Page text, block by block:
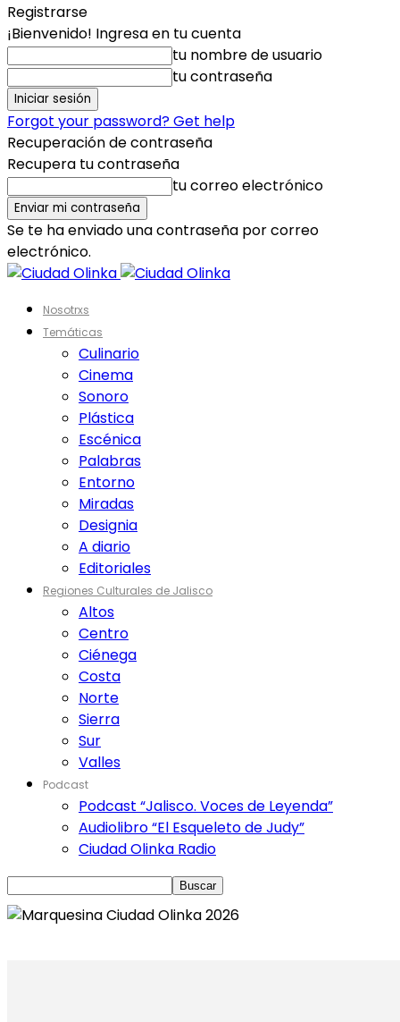
Registrarse
¡Bienvenido! Ingresa en tu cuenta
tu nombre de usuario
tu contraseña
Forgot your password? Get help
Recuperación de contraseña
Recupera tu contraseña
tu correo electrónico
Se te ha enviado una contraseña por correo
electrónico.
Nosotrxs
Temáticas
Culinario
Cinema
Sonoro
Plástica
Escénica
Palabras
Entorno
Miradas
Designia
A diario
Editoriales
Regiones Culturales de Jalisco
Altos
Centro
Ciénega
Costa
Norte
Sierra
Sur
Valles
Podcast
Podcast “Jalisco. Voces de Leyenda”
Audiolibro “El Esqueleto de Judy”
Ciudad Olinka Radio